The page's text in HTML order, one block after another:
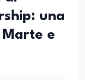
una
e